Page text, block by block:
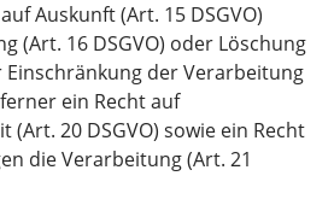
Auskunft (Art. 15 DSGVO)
(Art. 16 DSGVO) oder Löschung
Einschränkung der Verarbeitung
ein Recht auf
20 DSGVO) sowie ein Recht
die Verarbeitung (Art. 21